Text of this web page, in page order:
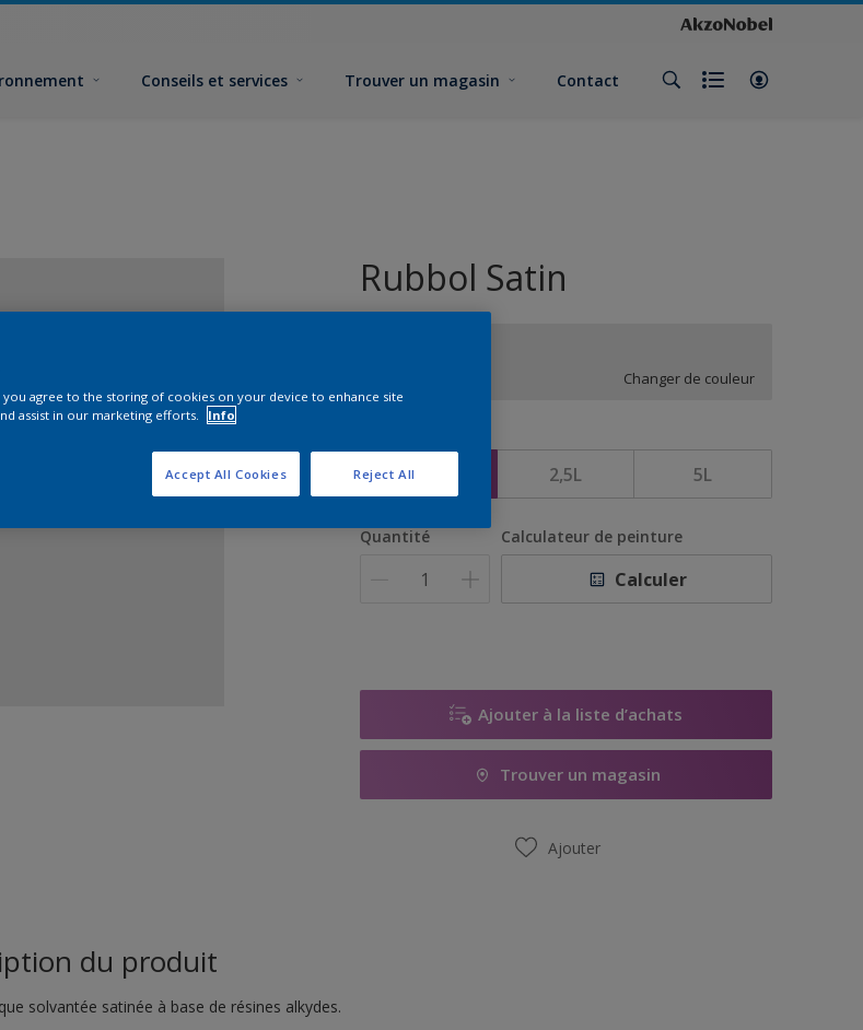
Conseils et services Trouver un magasin Contact
Rubbol Satin
Changer de couleur
2,5L 5L
Quantité Calculateur de peinture
Calculer
Ajouter à la liste d’achats
Trouver un magasin
Ajouter
du produit
solvantée satinée à base de résines alkydes.
you agree to the storing of cookies on your device to enhance site
assist in our marketing efforts.
Info
Reject All
Accept All Cookies